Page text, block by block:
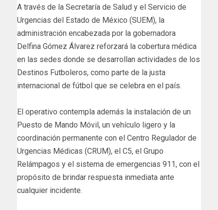
A través de la Secretaría de Salud y el Servicio de
Urgencias del Estado de México (SUEM), la
administración encabezada por la gobernadora
Delfina Gómez Álvarez reforzará la cobertura médica
en las sedes donde se desarrollan actividades de los
Destinos Futboleros, como parte de la justa
internacional de fútbol que se celebra en el país.
El operativo contempla además la instalación de un
Puesto de Mando Móvil, un vehículo ligero y la
coordinación permanente con el Centro Regulador de
Urgencias Médicas (CRUM), el C5, el Grupo
Relámpagos y el sistema de emergencias 911, con el
propósito de brindar respuesta inmediata ante
cualquier incidente.